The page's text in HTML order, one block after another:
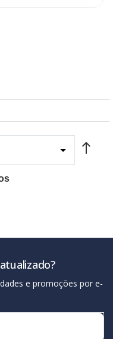
e promoções por e-